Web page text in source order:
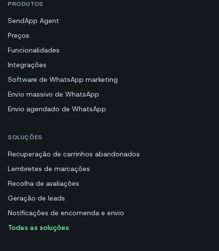
PRODUTOS
SendApp Agent
Preços
Funcionalidades
Integrações
Software de WhatsApp marketing
Envio massivo de WhatsApp
Envio agendado de WhatsApp
SOLUÇÕES
Recuperação de carrinhos abandonados
Lembretes de marcações
Recolha de avaliações
Geração de leads
Notificações de encomenda e envio
Todas as soluções